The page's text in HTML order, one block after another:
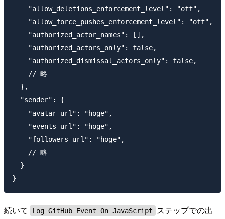
    "allow_deletions_enforcement_level": "off",
    "allow_force_pushes_enforcement_level": "off",
    "authorized_actor_names": [],
    "authorized_actors_only": false,
    "authorized_dismissal_actors_only": false,
    // 略
  },
  "sender": {
    "avatar_url": "hoge",
    "events_url": "hoge",
    "followers_url": "hoge",
    // 略
  }
続いて Log GitHub Event On JavaScript
ステップでの出